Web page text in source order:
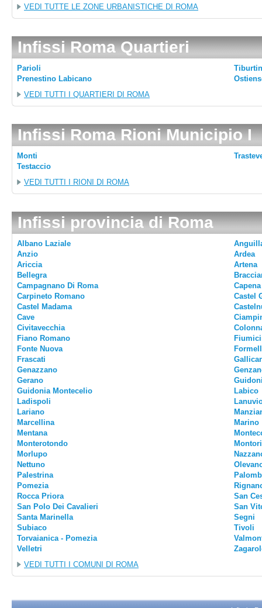
VEDI TUTTE LE ZONE URBANISTICHE DI ROMA
Infissi Roma Quartieri
Parioli
Prenestino Labicano
VEDI TUTTI I QUARTIERI DI ROMA
Infissi Roma Rioni Municipio I
Monti
Testaccio
VEDI TUTTI I RIONI DI ROMA
Infissi provincia di Roma
Albano Laziale
Anzio
Ardea
Ariccia
Artena
Bellegra
Campagnano Di Roma
Capena
Carpineto Romano
Castel
Castel Madama
Cave
Civitavecchia
Fiano Romano
Fonte Nuova
Frascati
Genazzano
Gerano
Guidonia Montecelio
Labico
Ladispoli
Lariano
Marcellina
Marino
Mentana
Monterotondo
Morlupo
Nettuno
Palestrina
Pomezia
Rocca Priora
San
San Polo Dei Cavalieri
San
Santa Marinella
Segni
Subiaco
Tivoli
Torvaianica - Pomezia
Velletri
VEDI TUTTI I COMUNI DI ROMA